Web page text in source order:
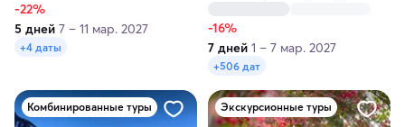
-22%
5 дней 7 – 11 мар. 2027
+4 даты
-16%
7 дней 1 – 7 мар. 2027
+506 дат
Комбинированные туры Экскурсионные туры